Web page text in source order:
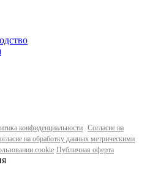
конфиденциальности Согласие на
на обработку данных метрическими
cookie Публичная оферта